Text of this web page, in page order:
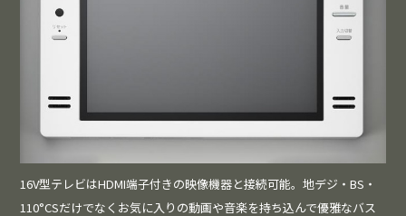
16V型テレビはHDMI端子付きの映像機器と接続可能。地デジ・BS・
110°CSだけでなくお気に入りの動画や音楽を持ち込んで優雅なバス